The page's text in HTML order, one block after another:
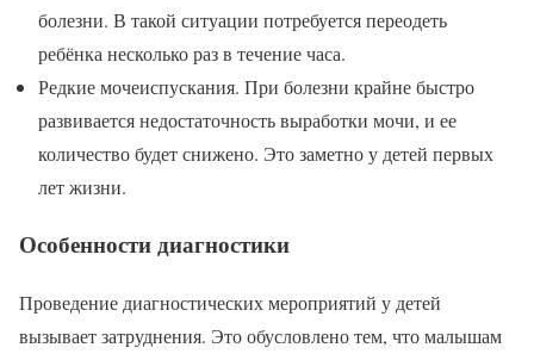
болезни. В такой ситуации потребуется переодеть
ребёнка несколько раз в течение часа.
Редкие мочеиспускания. При болезни крайне быстро
развивается недостаточность выработки мочи, и ее
количество будет снижено. Это заметно у детей первых
лет жизни.
Особенности диагностики
Проведение диагностических мероприятий у детей
вызывает затруднения. Это обусловлено тем, что малышам